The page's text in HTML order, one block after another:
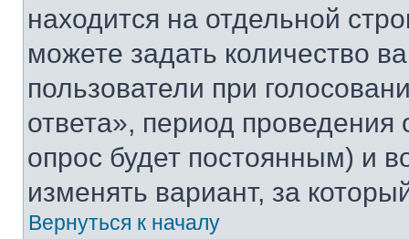
находится на отдельной
можете задать количество
пользователи при
ответа», период проведения
опрос будет постоянным) и
изменять вариант, за
Вернуться к началу